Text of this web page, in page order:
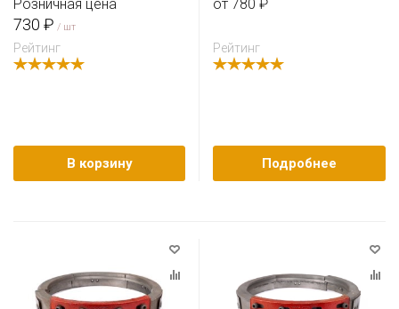
Розничная цена
730 ₽ / шт
Рейтинг
В корзину
от 780 ₽
Рейтинг
Подробнее